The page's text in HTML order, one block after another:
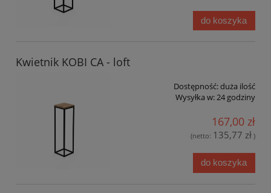
do koszyka
Kwietnik KOBI CA - loft
Dostępność:duża ilość
Wysyłka w:24 godziny
167,00 zł
(netto: 135,77 zł )
do koszyka